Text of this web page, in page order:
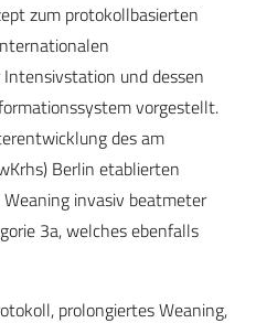
zum protokollbasierten
und dessen
vorgestellt.
des am
Berlin etablierten
invasiv beatmeter
3a, welches ebenfalls
prolongiertes Weaning,